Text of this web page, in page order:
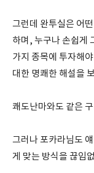
그런데 완투실은 어
하며, 누구나 손쉽게
가지 종목에 투자해
대한 명쾌한 해설을
쾌도난마와도 같은
그러나 포카라님도
게 맞는 방식을 끊임